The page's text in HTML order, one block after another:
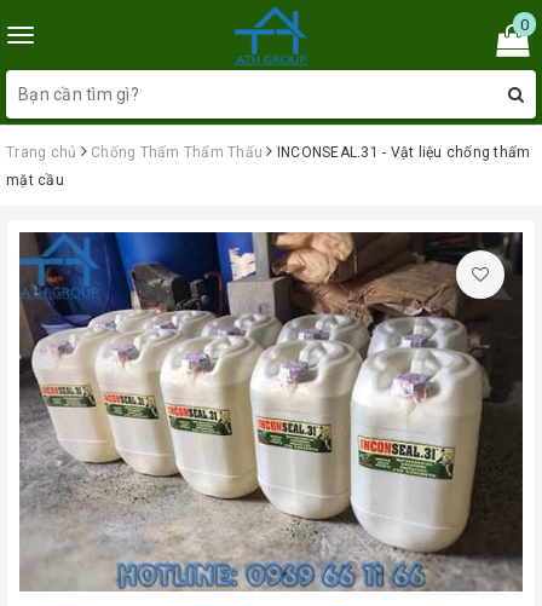
Toggle
navigation
0
Trang chủ Chống Thấm Thẩm Thấu
INCONSEAL.31 - Vật liệu chống thấm
mặt cầu